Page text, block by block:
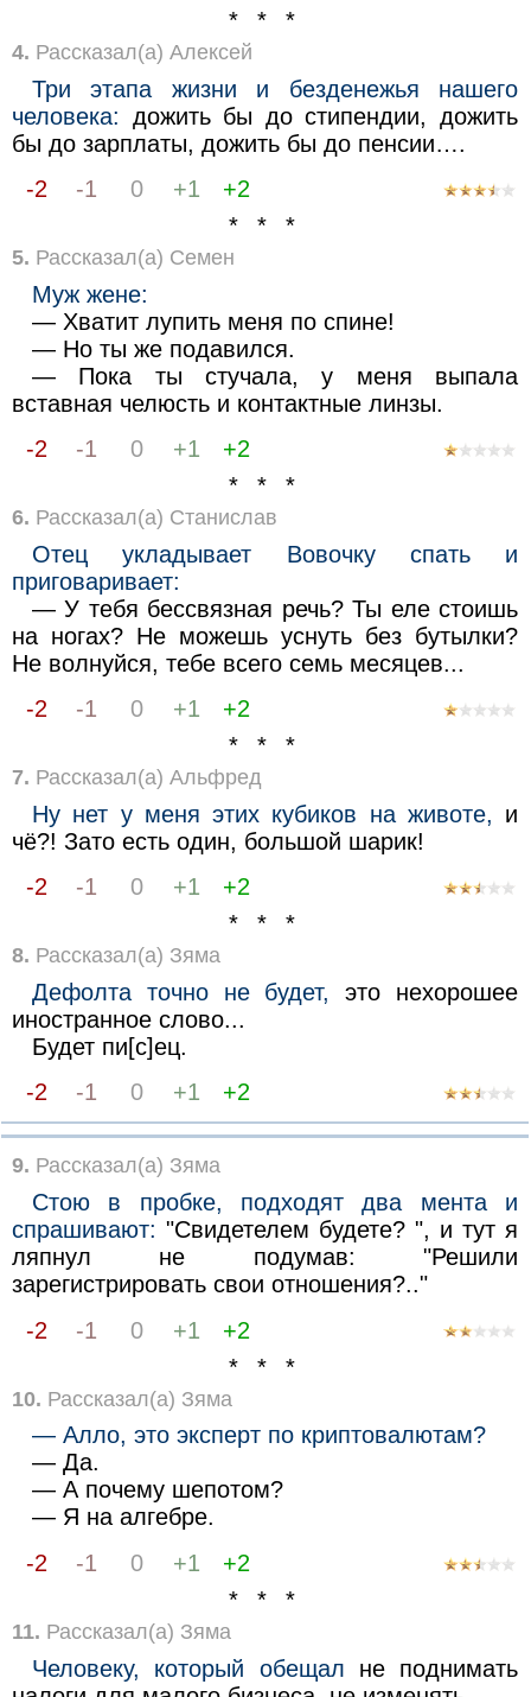
* * *
4. Рассказал(а) Алексей
Три этапа жизни и безденежья нашего
человека: дожить бы до стипендии, дожить
бы до зарплаты, дожить бы до пенсии….
-2
-1 0 +1
+2
* * *
5. Рассказал(а) Семен
Муж жене:
— Хватит лупить меня по спине!
— Но ты же подавился.
— Пока ты стучала, у меня выпала
вставная челюсть и контактные линзы.
-2
-1 0 +1
+2
* * *
6. Рассказал(а) Станислав
Отец укладывает Вовочку спать и
приговаривает:
— У тебя бессвязная речь? Ты еле стоишь
на ногах? Не можешь уснуть без бутылки?
Не волнуйся, тебе всего семь месяцев...
-2
-1 0 +1
+2
* * *
7. Рассказал(а) Альфред
Ну нет у меня этих кубиков на животе, и
чё?! Зато есть один, большой шарик!
-2
-1 0 +1
+2
* * *
8. Рассказал(а) Зяма
Дефолта точно не будет,
это нехорошее
иностранное слово...
Будет пи[c]ец.
-2
-1 0 +1 +2
9. Рассказал(а) Зяма
Стою в пробке, подходят два мента и
спрашивают: "Свидетелем будете? ", и тут я
ляпнул не подумав: "Решили
зарегистрировать свои отношения?.."
-2
-1 0 +1
+2
* * *
10. Рассказал(а) Зяма
— Алло, это эксперт по криптовалютам?
— Да.
— А почему шепотом?
— Я на алгебре.
-2
-1 0 +1
+2
* * *
11. Рассказал(а) Зяма
Человеку, который обещал не поднимать